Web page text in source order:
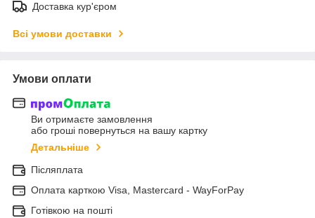
Доставка кур'єром
Всі умови доставки
Умови оплати
Ви отримаєте замовлення
або гроші повернуться на вашу картку
Детальніше
Післяплата
Оплата карткою Visa, Mastercard - WayForPay
Готівкою на пошті